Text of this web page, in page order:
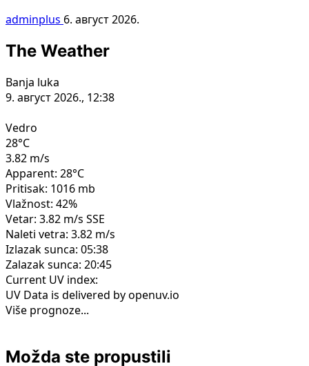
adminplus 6. август 2026.
The Weather
Banja luka
9. август 2026., 12:38
Vedro
28°C
3.82 m/s
Apparent: 28°C
Pritisak: 1016 mb
Vlažnost: 42%
Vetar: 3.82 m/s SSE
Naleti vetra: 3.82 m/s
Izlazak sunca: 05:38
Zalazak sunca: 20:45
Current UV index:
UV Data is delivered by openuv.io
Više prognoze...
Možda ste propustili